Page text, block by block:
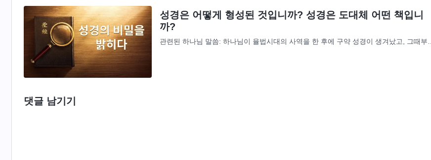
성경은 어떻게 형성된 것입니까? 성경은 도대체 어떤 책입니
까?
관련된 하나님 말씀: 하나님이 율법시대의 사역을 한 후에 구약 성경이 생겨났고, 그때부터
댓글 남기기